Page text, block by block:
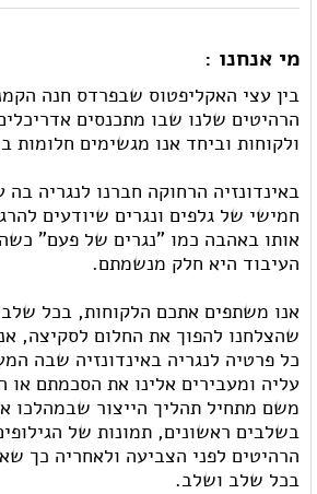
מי אנחנו :
בין עצי האקליפטוס שבפרדס חנה
הרהיטים שלנו שבו מתכנסים
ולקוחות וביחד אנו מגשימים חלומות
באינדונזיה הרחוקה חברנו לנגריה בה
חמישי של גלפים ונגרים שיודעים
אותו באהבה כמו "נגרים של פעם"
העיבוד היא חלק מנשמתם.
אנו משתפים אתכם הלקוחות, בכל
שהצלחנו להפוך את החלום לסקיצה,
כל פרטיה לנגריה באינדונזיה שבה
עליה ומעבירים אלינו את הסכמתם
משם מתחיל תהליך הייצור שבמהלכו
בשלבים ראשונים, תמונות של
הרהיטים לפני הצביעה ולאחריה כך
בכל שלב ושלב.